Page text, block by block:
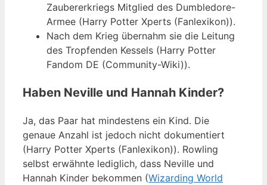
Zaubererkriegs Mitglied des Dumbledore-
Armee (Harry Potter Xperts (Fanlexikon)).
Nach dem Krieg übernahm sie die Leitung
des Tropfenden Kessels (Harry Potter
Fandom DE (Community-Wiki)).
Haben Neville und Hannah Kinder?
Ja, das Paar hat mindestens ein Kind. Die
genaue Anzahl ist jedoch nicht dokumentiert
(Harry Potter Xperts (Fanlexikon)). Rowling
selbst erwähnte lediglich, dass Neville und
Hannah Kinder bekommen (Wizarding World